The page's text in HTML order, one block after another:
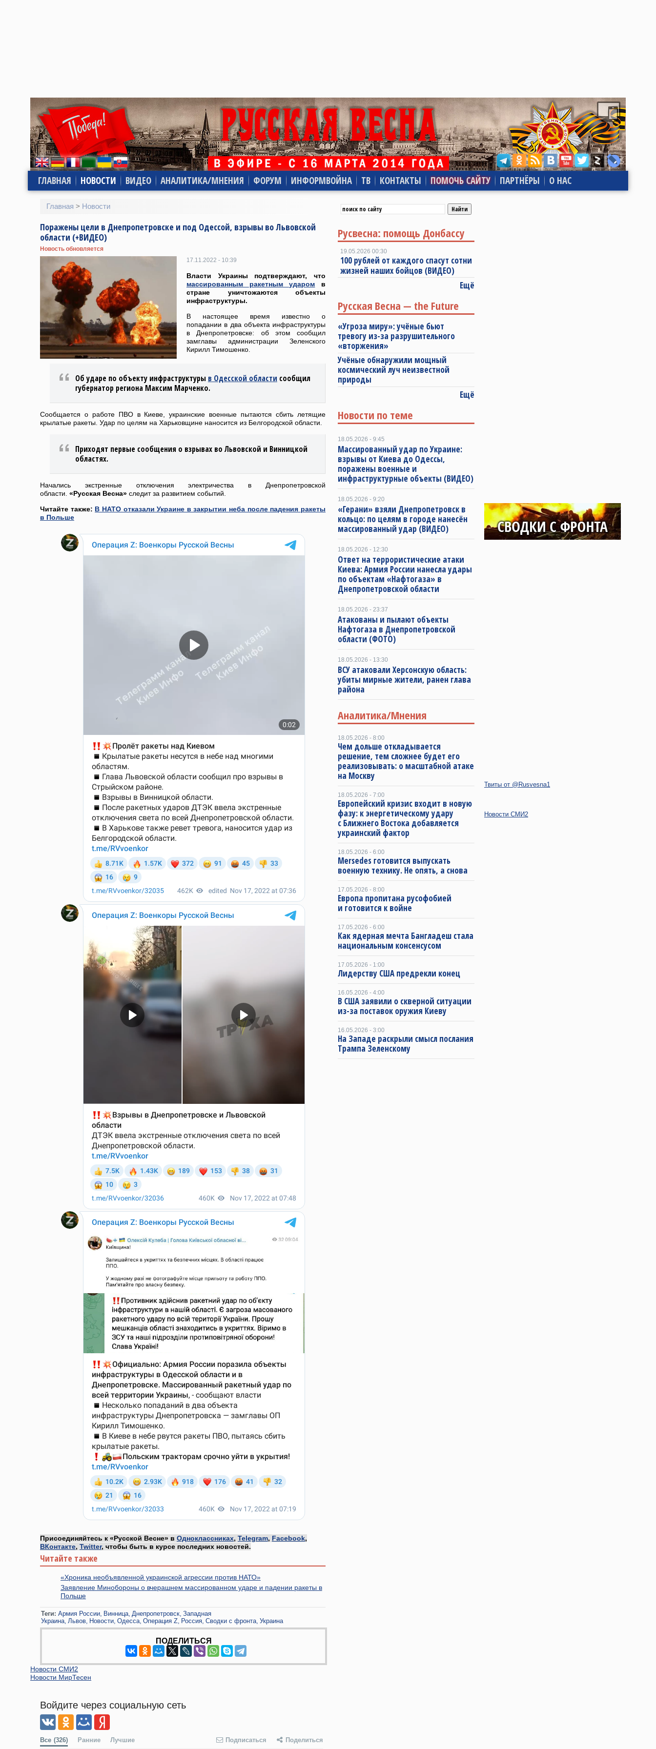
ГЛАВНАЯ НОВОСТИ ВИДЕО АНАЛИТИКА/МНЕНИЯ ФОРУМ ИНФОРМВОЙНА ТВ КОНТАКТЫ ПОМОЧЬ САЙТУ ПАРТНЁРЫ О НАС
Главная > Новости
Поражены цели в Днепропетровске и под Одессой, взрывы во Львовской
области (+ВИДЕО)
Новость обновляется
17.11.2022 - 10:39
Власти Украины подтверждают, что
массированным ракетным ударом в
стране уничтожаются объекты
инфраструктуры.
В настоящее время известно о
попадании в два объекта инфраструктуры
в Днепропетровске: об этом сообщил
замглавы администрации Зеленского
Кирилл Тимошенко.
Об ударе по объекту инфраструктуры в Одесской области сообщил
губернатор региона Максим Марченко.
Сообщается о работе ПВО в Киеве, украинские военные пытаются сбить летящие
крылатые ракеты. Удар по целям на Харьковщине наносится из Белгородской области.
Приходят первые сообщения о взрывах во Львовской и Винницкой
областях.
Начались экстренные отключения электричества в Днепропетровской
области. «Русская Весна» следит за развитием событий.
Читайте также: В НАТО отказали Украине в закрытии неба после падения ракеты
в Польше
Присоединяйтесь к «Русской Весне» в Одноклассниках, Telegram, Facebook,
ВКонтакте, Twitter, чтобы быть в курсе последних новостей.
Читайте также
«Хроника необъявленной украинской агрессии против НАТО»
Заявление Минобороны о вчерашнем массированном ударе и падении ракеты в
Польше
Теги: Армия России Винница Днепропетровск Западная
Украина Львов Новости Одесса Операция Z Россия Сводки с фронта Украина
ПОДЕЛИТЬСЯ
Новости СМИ2
Новости МирТесен
Войдите через социальную сеть
Все (326) Ранние Лучшие Подписаться Поделиться
Русвесна: помощь Донбассу
19.05.2026 00:30
100 рублей от каждого спасут сотни
жизней наших бойцов (ВИДЕО)
Ещё
Русская Весна — the Future
«Угроза миру»: учёные бьют
тревогу из-за разрушительного
«вторжения»
Учёные обнаружили мощный
космический луч неизвестной
природы
Ещё
Новости по теме
18.05.2026 - 9:45
Массированный удар по Украине:
взрывы от Киева до Одессы,
поражены военные и
инфраструктурные объекты (ВИДЕО)
18.05.2026 - 9:20
«Герани» взяли Днепропетровск в
кольцо: по целям в городе нанесён
массированный удар (ВИДЕО)
18.05.2026 - 12:30
Ответ на террористические атаки
Киева: Армия России нанесла удары
по объектам «Нафтогаза» в
Днепропетровской области
18.05.2026 - 23:37
Атакованы и пылают объекты
Нафтогаза в Днепропетровской
области (ФОТО)
18.05.2026 - 13:30
ВСУ атаковали Херсонскую область:
убиты мирные жители, ранен глава
района
Аналитика/Мнения
18.05.2026 - 8:00
Чем дольше откладывается
решение, тем сложнее будет его
реализовывать: о масштабной атаке
на Москву
18.05.2026 - 7:00
Европейский кризис входит в новую
фазу: к энергетическому удару
с Ближнего Востока добавляется
украинский фактор
18.05.2026 - 6:00
Mersedes готовится выпускать
военную технику. Не опять, а снова
17.05.2026 - 8:00
Европа пропитана русофобией
и готовится к войне
17.05.2026 - 6:00
Как ядерная мечта Бангладеш стала
национальным консенсусом
17.05.2026 - 1:00
Лидерству США предрекли конец
16.05.2026 - 4:00
В США заявили о скверной ситуации
из-за поставок оружия Киеву
16.05.2026 - 3:00
На Западе раскрыли смысл послания
Трампа Зеленскому
Твиты от @Rusvesna1
Новости СМИ2